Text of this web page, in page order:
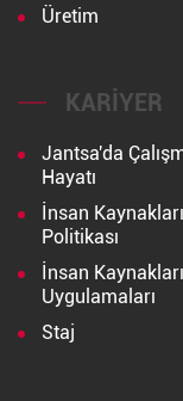
Üretim
KARIYER
Jantsa'da
Hayatı
İnsan Kaynakları
Politikası
İnsan Kaynakları
Uygulamaları
Staj